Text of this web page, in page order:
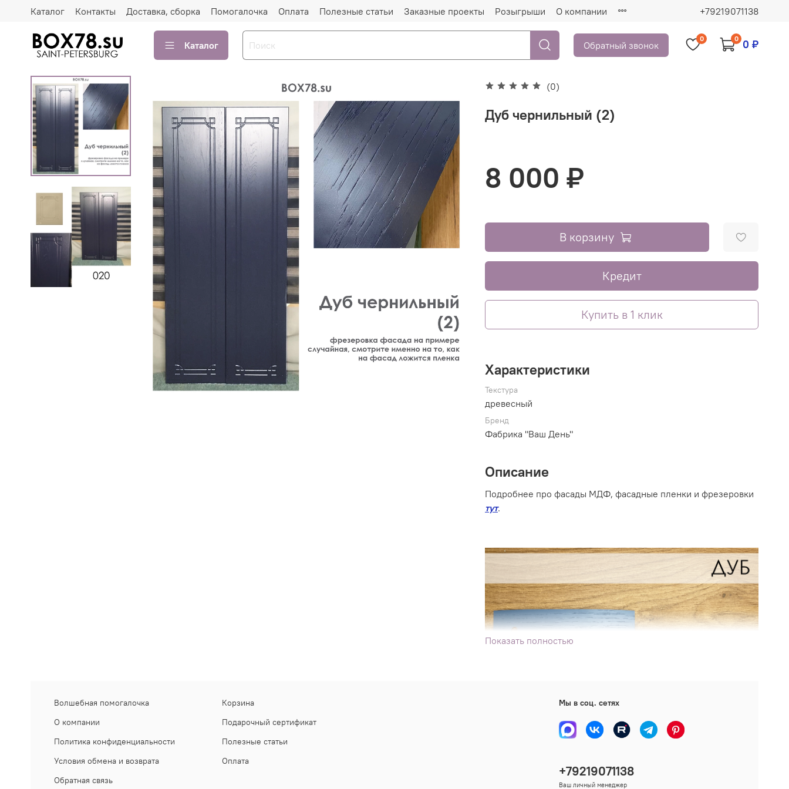
Каталог Контакты Доставка, сборка Помогалочка Оплата Полезные статьи Заказные проекты Розыгрыши О компании +79219071138
Каталог Обратный звонок
0 0 0 ₽
(0)
Дуб чернильный (2)
8 000 ₽
В корзину
Кредит
Купить в 1 клик
Характеристики
Текстура
древесный
Бренд
Фабрика "Ваш День"
Описание
Подробнее про фасады МДФ, фасадные пленки и фрезеровки
тут.
Показать полностью
Волшебная помогалочка
О компании
Политика конфиденциальности
Условия обмена и возврата
Обратная связь
Корзина
Подарочный сертификат
Полезные статьи
Оплата
Мы в соц. сетях
+79219071138
Ваш личный менеджер